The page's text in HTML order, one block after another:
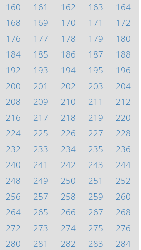
160 161 162 163
164
168 169 170 171
172
176 177 178 179
180
184 185 186 187
188
192 193 194 195
196
200 201 202 203
204
208 209 210 211
212
216 217 218 219
220
224 225 226 227
228
232 233 234 235
236
240 241 242 243
244
248 249 250 251
252
256 257 258 259
260
264 265 266 267
268
272 273 274 275
276
280 281 282 283
284